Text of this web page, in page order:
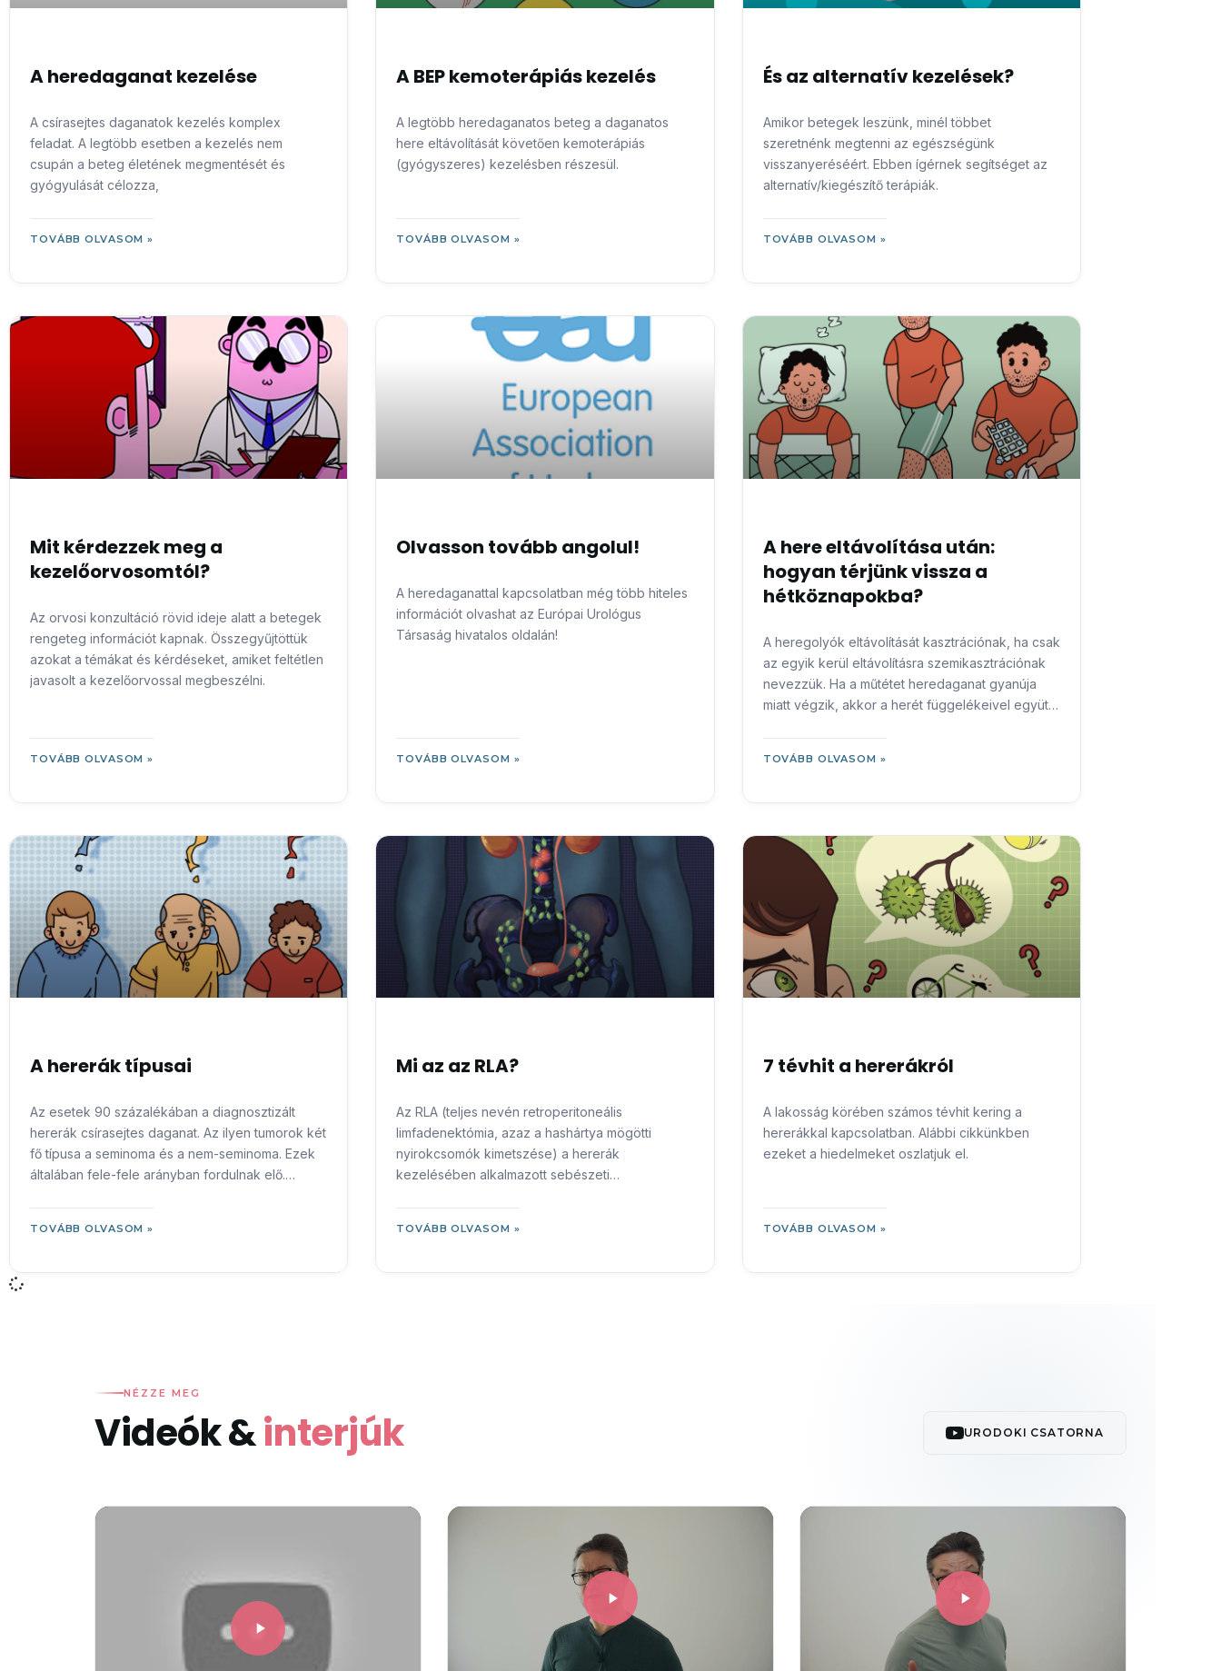
A heredaganat kezelése
A csírasejtes daganatok kezelés komplex
feladat. A legtöbb esetben a kezelés nem
csupán a beteg életének megmentését és
gyógyulását célozza,
TOVÁBB OLVASOM »
A BEP kemoterápiás kezelés
A legtöbb heredaganatos beteg a daganatos
here eltávolítását követően kemoterápiás
(gyógyszeres) kezelésben részesül.
TOVÁBB OLVASOM »
És az alternatív kezelések?
Amikor betegek leszünk, minél többet
szeretnénk megtenni az egészségünk
visszanyeréséért. Ebben ígérnek segítséget az
alternatív/kiegészítő terápiák.
TOVÁBB OLVASOM »
Mit kérdezzek meg a
kezelőorvosomtól?
Az orvosi konzultáció rövid ideje alatt a betegek
rengeteg információt kapnak. Összegyűjtöttük
azokat a témákat és kérdéseket, amiket feltétlen
javasolt a kezelőorvossal megbeszélni.
TOVÁBB OLVASOM »
Olvasson tovább angolul!
A heredaganattal kapcsolatban még több hiteles
információt olvashat az Európai Urológus
Társaság hivatalos oldalán!
TOVÁBB OLVASOM »
A here eltávolítása után:
hogyan térjünk vissza a
hétköznapokba?
A heregolyók eltávolítását kasztrációnak, ha csak
az egyik kerül eltávolításra szemikasztrációnak
nevezzük. Ha a műtétet heredaganat gyanúja
miatt végzik, akkor a herét függelékeivel együtt
TOVÁBB OLVASOM »
A hererák típusai
Az esetek 90 százalékában a diagnosztizált
hererák csírasejtes daganat. Az ilyen tumorok két
fő típusa a seminoma és a nem-seminoma. Ezek
általában fele-fele arányban fordulnak elő.
TOVÁBB OLVASOM »
Mi az az RLA?
Az RLA (teljes nevén retroperitoneális
limfadenektómia, azaz a hashártya mögötti
nyirokcsomók kimetszése) a hererák
kezelésében alkalmazott sebészeti
nyirokcsomókat.
TOVÁBB OLVASOM »
7 tévhit a hererákról
A lakosság körében számos tévhit kering a
hererákkal kapcsolatban. Alábbi cikkünkben
ezeket a hiedelmeket oszlatjuk el.
TOVÁBB OLVASOM »
NÉZZE MEG
Videók &interjúk URODOKI CSATORNA